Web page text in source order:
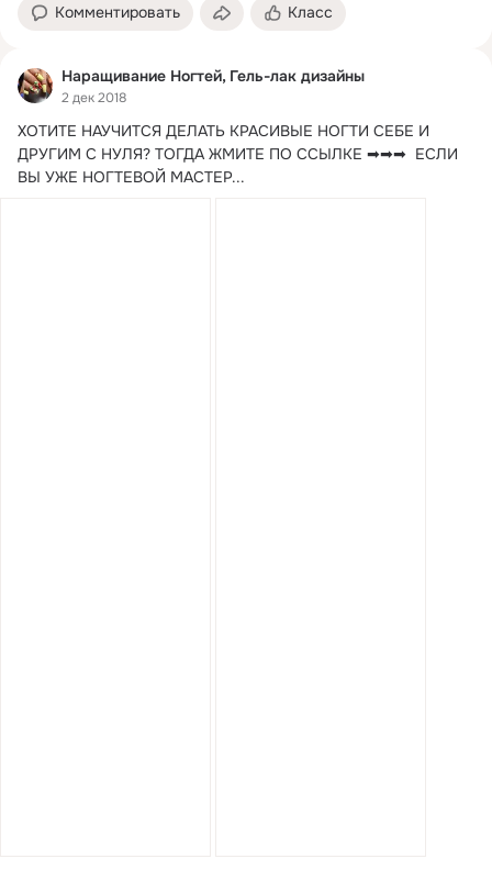
Комментировать Класс
Наращивание Ногтей, Гель-лак дизайны
2 дек 2018
ХОТИТЕ НАУЧИТСЯ ДЕЛАТЬ КРАСИВЫЕ НОГТИ СЕБЕ И
ДРУГИМ С НУЛЯ? ТОГДА ЖМИТЕ ПО ССЫЛКЕ ➡➡➡  ЕСЛИ
ВЫ УЖЕ НОГТЕВОЙ МАСТЕР...